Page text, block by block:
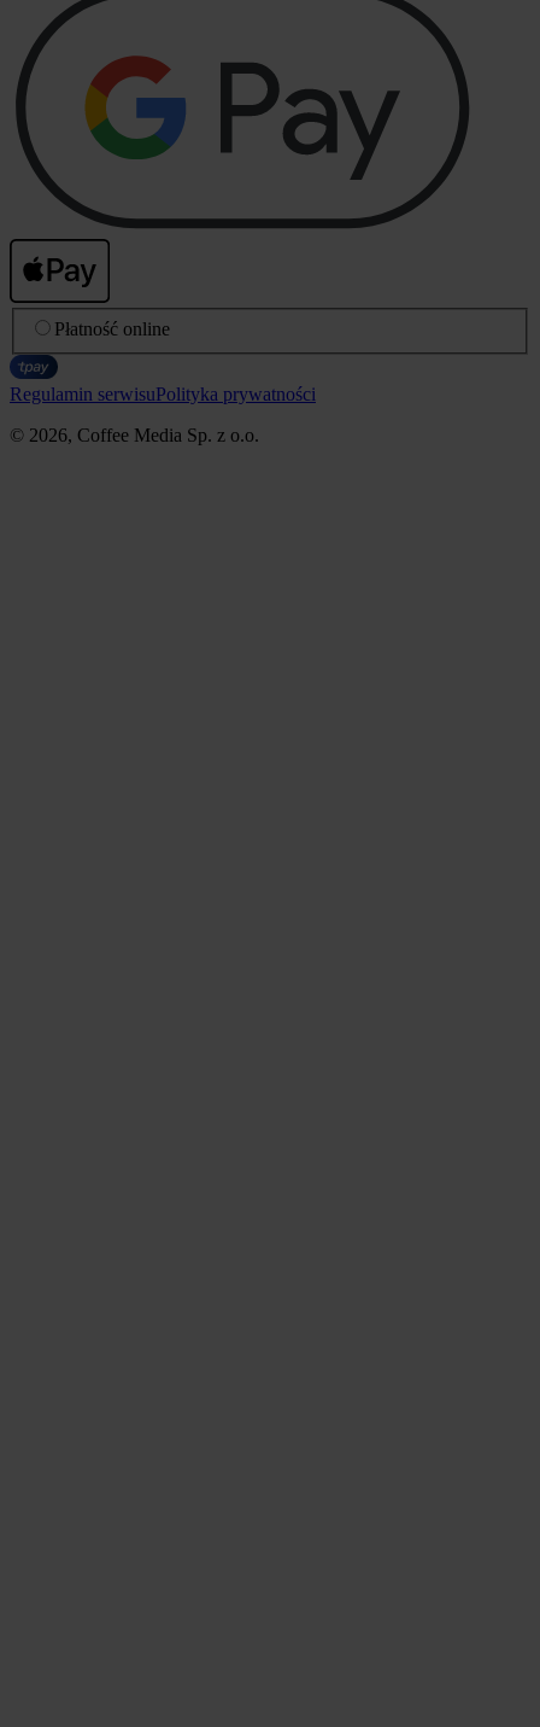
Płatność online
Regulamin serwisuPolityka prywatności
© 2026, Coffee Media Sp. z o.o.